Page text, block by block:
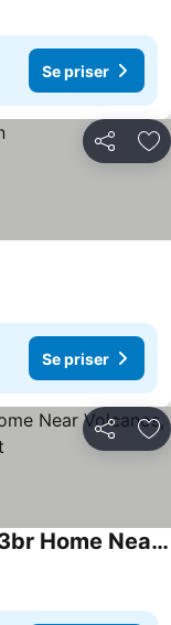
Se priser
Dela
Se priser
Dela
South Island Launchpad-new 3br Home Near Volcanos, Hiking, South Point